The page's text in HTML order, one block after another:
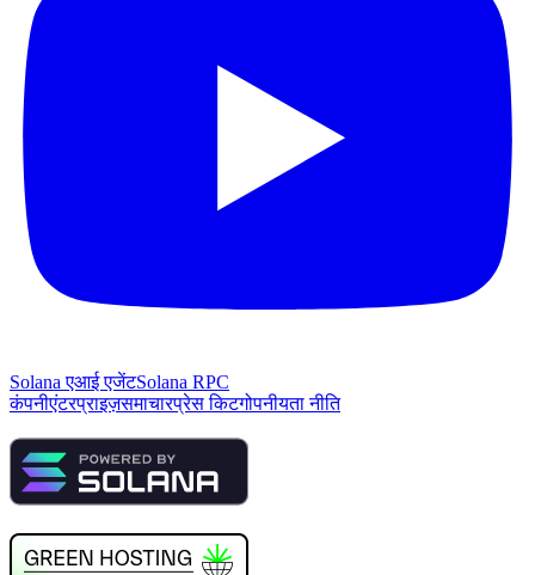
Solana एआई एजेंटSolana RPC
कंपनीएंटरप्राइज़समाचारप्रेस किटगोपनीयता नीति